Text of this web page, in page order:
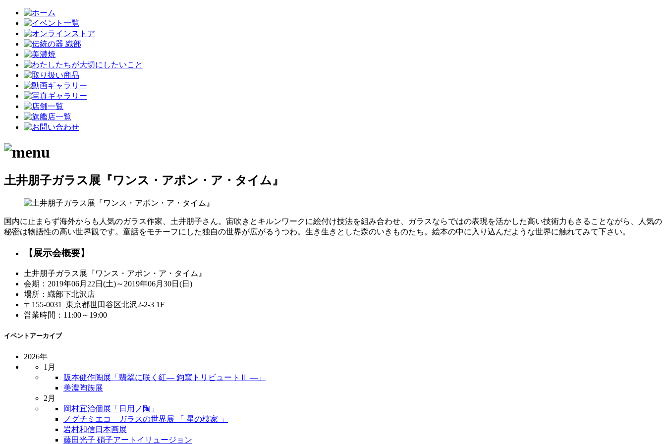
土井朋子ガラス展『ワンス・アポン・ア・タイム』
国内に止まらず海外からも人気のガラス作家、土井朋子さん。宙吹きとキルンワークに絵付け技法を組み合わせ、ガラスならではの表現を活かした高い技術力もさることながら、人気の
秘密は物語性の高い世界観です。童話をモチーフにした独自の世界が広がるうつわ。生き生きとした森のいきものたち。絵本の中に入り込んだような世界に触れてみて下さい。
【展示会概要】
土井朋子ガラス展『ワンス・アポン・ア・タイム』
会期：2019年06月22日(土)～2019年06月30日(日)
場所：織部下北沢店
〒155-0031 東京都世田谷区北沢2-2-3 1F
営業時間：11:00～19:00
イベントアーカイブ
2026年
1月
阪本健作陶展「翡翠に咲く紅― 鈞窯トリビュートⅡ ―」
美濃陶族展
2月
岡村宜治個展「日用ノ陶」
ノグチミエコ ガラスの世界展 「 星の棲家 」
岩村和信日本画展
藤田光子 硝子アートイリュージョン